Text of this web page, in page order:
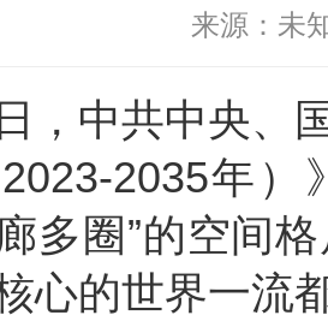
来源：未
，中共中央、
2035年
多圈”的空间
心的世界一流